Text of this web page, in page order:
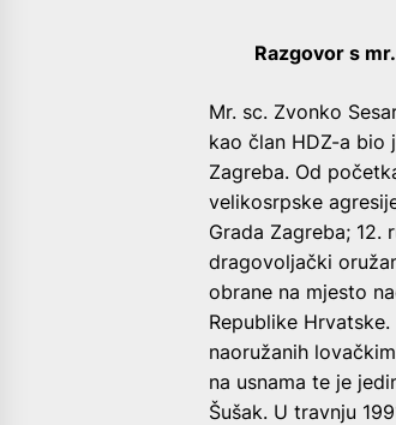
Razgovor s
Mr. sc. Zvonko
kao član HDZ-a bio
Zagreba. Od
velikosrpske
Grada Zagreba; 12.
dragovoljački
obrane na mjesto
Republike
naoružanih
na usnama te je
Šušak. U travnju